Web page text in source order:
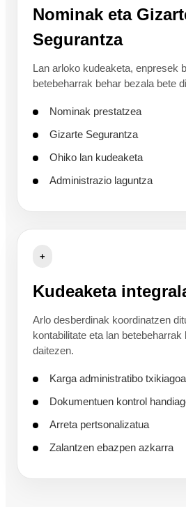
Nominak eta
Segurantza
Lan arloko kudeaketa, enpresek
betebeharrak behar bezala bete
Nominak prestatzea
Gizarte Segurantza
Ohiko lan kudeaketa
Administrazio laguntza
+
Kudeaketa
Arlo desberdinak koordinatzen
kontabilitate eta lan betebeharrak
daitezen.
Karga administratibo txikiagoa
Dokumentuen kontrol
Arreta pertsonalizatua
Zalantzen ebazpen azkarra